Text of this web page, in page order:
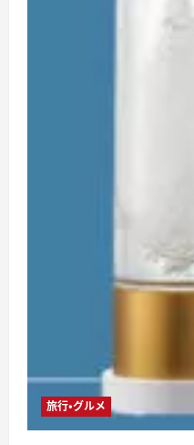
旅行・グルメ